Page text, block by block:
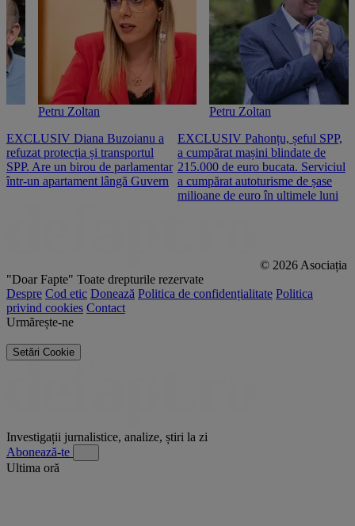
Petru Zoltan
EXCLUSIV Diana Buzoianu a
refuzat protecția și transportul
SPP. Are un birou de parlamentar
într-un apartament lângă Guvern
Petru Zoltan
EXCLUSIV Pahonțu, șeful SPP,
a cumpărat mașini blindate de
215.000 de euro bucata. Serviciul
a cumpărat autoturisme de șase
milioane de euro în ultimele luni
© 2026 Asociația
"Doar Fapte" Toate drepturile rezervate
Despre Cod etic Donează Politica de confidențialitate Politica
privind cookies Contact
Urmărește-ne
Setări Cookie
Investigații jurnalistice, analize, știri la zi
Abonează-te
Ultima oră